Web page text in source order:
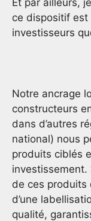
ce dispositif est
investisseurs
Notre ancrage
constructeurs
dans d’autres
national) nous
produits ciblés
investissement.
de ces produits
d’une
qualité,